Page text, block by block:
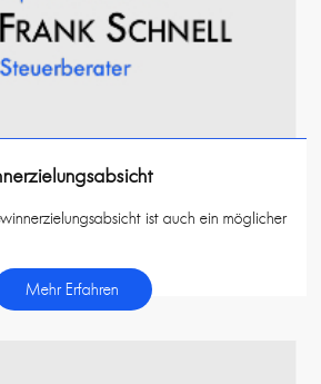
ist auch ein möglicher
Mehr Erfahren